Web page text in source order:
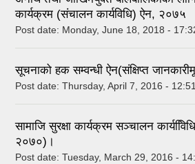
कार्यक्रम (संचालन कार्यविधि) ऐन, २०७५
Post date: Monday, June 18, 2018 -
सूचनाको हक सम्वन्धी ऐन(संक्षिप्त
Post date: Thursday, April 7, 2016 - 12:51
सामाजि सुरक्षा कार्यक्रम सञ्चालन
२०७०)।
Post date: Tuesday, March 29, 2016 -